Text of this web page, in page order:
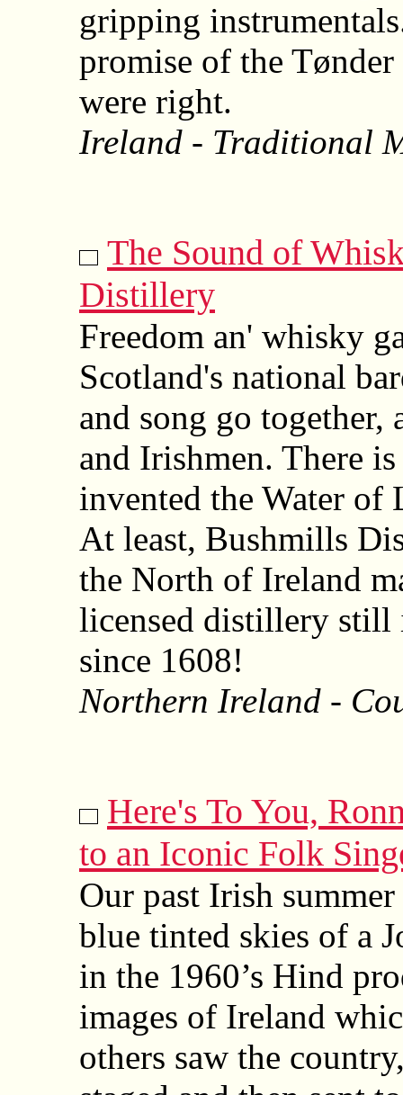
gripping
promise of the
were right.
Ireland - Traditional
The Sound of
Distillery
Freedom an' whisky
Scotland's national
and song go together,
and Irishmen. There
invented the Water of
At least, Bushmills
the North of Ireland
licensed distillery still
since 1608!
Northern Ireland -
Here's To You,
to an Iconic Folk
Our past Irish
blue tinted skies of a
in the 1960’s Hind
images of Ireland
others saw the